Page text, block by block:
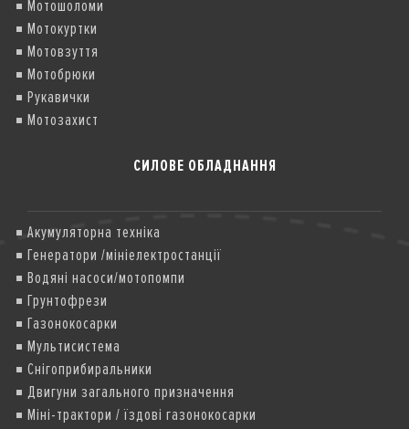
Мотошоломи
Мотокуртки
Мотовзуття
Мотобрюки
Рукавички
Мотозахист
СИЛОВЕ ОБЛАДНАННЯ
Акумуляторна техніка
Генератори /мініелектростанції
Водяні насоси/мотопомпи
Грунтофрези
Газонокосарки
Мультисистема
Снігоприбиральники
Двигуни загального призначення
Міні-трактори / їздові газонокосарки